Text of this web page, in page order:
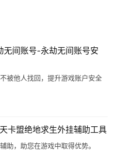
无间账号-永劫无间账号安
被他人找回，提升游戏账户安全
卡盟绝地求生外挂辅助工具
助，助您在游戏中取得优势。